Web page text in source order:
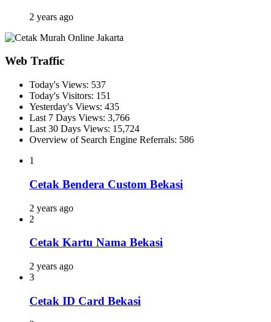
2 years ago
Web Traffic
Today's Views: 537
Today's Visitors: 151
Yesterday's Views: 435
Last 7 Days Views: 3,766
Last 30 Days Views: 15,724
Overview of Search Engine Referrals: 586
1
Cetak Bendera Custom Bekasi
2 years ago
2
Cetak Kartu Nama Bekasi
2 years ago
3
Cetak ID Card Bekasi